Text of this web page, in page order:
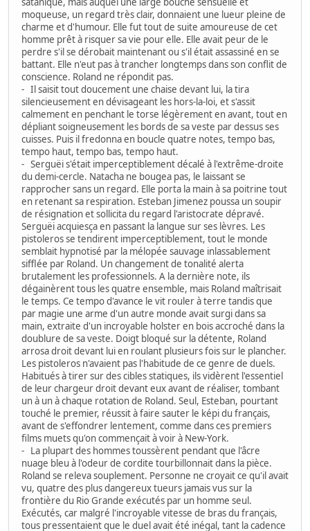
moqueuse, un regard très clair, donnaient une lueur pleine de
charme et d'humour. Elle fut tout de suite amoureuse de cet
homme prêt à risquer sa vie pour elle. Elle avait peur de le
perdre s'il se dérobait maintenant ou s'il était assassiné en se
battant. Elle n'eut pas à trancher longtemps dans son conflit de
conscience. Roland ne répondit pas.
- Il saisit tout doucement une chaise devant lui, la tira
silencieusement en dévisageant les hors-la-loi, et s'assit
calmement en penchant le torse légèrement en avant, tout en
dépliant soigneusement les bords de sa veste par dessus ses
cuisses. Puis il fredonna en boucle quatre notes, tempo bas,
tempo haut, tempo bas, tempo haut.
- Serguëi s'était imperceptiblement décalé à l'extrême-droite
du demi-cercle. Natacha ne bougea pas, le laissant se
rapprocher sans un regard. Elle porta la main à sa poitrine tout
en retenant sa respiration. Esteban Jimenez poussa un soupir
de résignation et sollicita du regard l'aristocrate dépravé.
Serguëi acquiesça en passant la langue sur ses lèvres. Les
pistoleros se tendirent imperceptiblement, tout le monde
semblait hypnotisé par la mélopée sauvage inlassablement
sifflée par Roland. Un changement de tonalité alerta
brutalement les professionnels. A la dernière note, ils
dégainèrent tous les quatre ensemble, mais Roland maîtrisait
le temps. Ce tempo d'avance le vit rouler à terre tandis que
par magie une arme d'un autre monde avait surgi dans sa
main, extraite d'un incroyable holster en bois accroché dans la
doublure de sa veste. Doigt bloqué sur la détente, Roland
arrosa droit devant lui en roulant plusieurs fois sur le plancher.
Les pistoleros n'avaient pas l'habitude de ce genre de duels.
Habitués à tirer sur des cibles statiques, ils vidèrent l'essentiel
de leur chargeur droit devant eux avant de réaliser, tombant
un à un à chaque rotation de Roland. Seul, Esteban, pourtant
touché le premier, réussit à faire sauter le képi du français,
avant de s'effondrer lentement, comme dans ces premiers
films muets qu'on commençait à voir à New-York.
- La plupart des hommes toussèrent pendant que l'âcre
nuage bleu à l'odeur de cordite tourbillonnait dans la pièce.
Roland se releva souplement. Personne ne croyait ce qu'il avait
vu, quatre des plus dangereux tueurs jamais vus sur la
frontière du Rio Grande exécutés par un homme seul.
Exécutés, car malgré l'incroyable vitesse de bras du français,
tous pressentaient que le duel avait été inégal, tant la cadence